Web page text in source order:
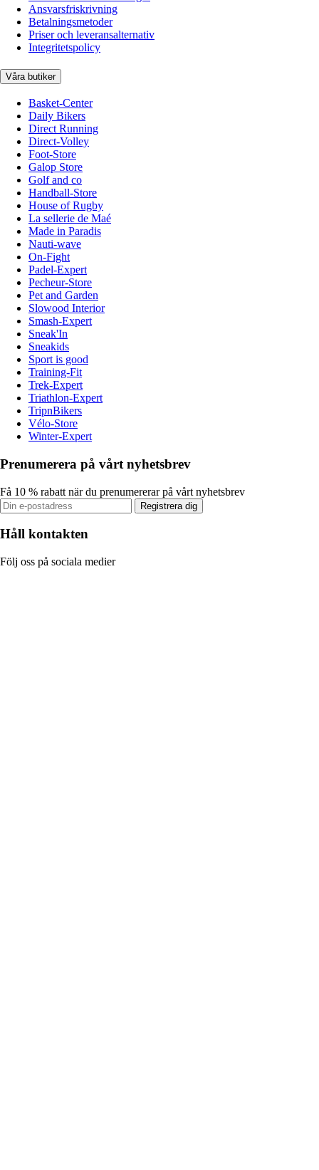
Ansvarsfriskrivning
Betalningsmetoder
Priser och leveransalternativ
Integritetspolicy
Våra butiker
Basket-Center
Daily Bikers
Direct Running
Direct-Volley
Foot-Store
Galop Store
Golf and co
Handball-Store
House of Rugby
La sellerie de Maé
Made in Paradis
Nauti-wave
On-Fight
Padel-Expert
Pecheur-Store
Pet and Garden
Slowood Interior
Smash-Expert
Sneak'In
Sneakids
Sport is good
Training-Fit
Trek-Expert
Triathlon-Expert
TripnBikers
Vélo-Store
Winter-Expert
Prenumerera på vårt nyhetsbrev
Få 10 % rabatt när du prenumererar på vårt nyhetsbrev
Registrera dig
Håll kontakten
Följ oss på sociala medier